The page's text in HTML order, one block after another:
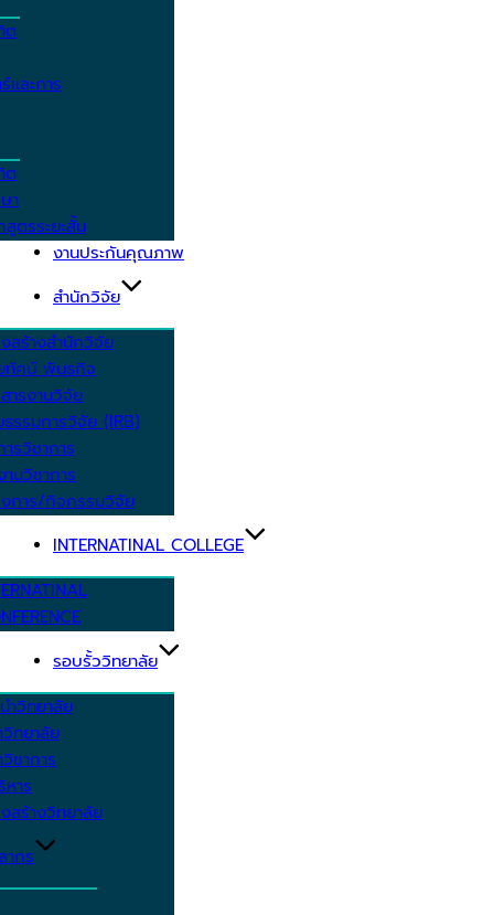
ต
ละการ
ต
า
ตรระยะสั้น
งานประกันคุณภาพ
สำนักวิจัย
สร้างสำนักวิจัย
ทัศน์ พันธกิจ
ารงานวิจัย
รรมการวิจัย (IRB)
รวิชาการ
นวิชาการ
งการ/กิจกรรมวิจัย
INTERNATINAL COLLEGE
รอบรั้ววิทยาลัย
ำวิทยาลัย
ทยาลัย
ชาการ
าร
สร้างวิทยาลัย
กร